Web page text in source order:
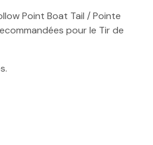
Point Boat Tail / Pointe
pour le Tir de